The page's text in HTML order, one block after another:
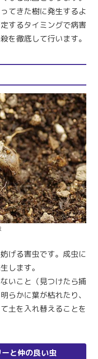
てきた樹に発生するよ
するタイミングで病害
を徹底して行います。
げる害虫です。成虫に
します。
いこと（見つけたら捕
らかに葉が枯れたり、
土を入れ替えることを
と仲の良い虫